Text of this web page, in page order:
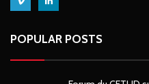
POPULAR POSTS